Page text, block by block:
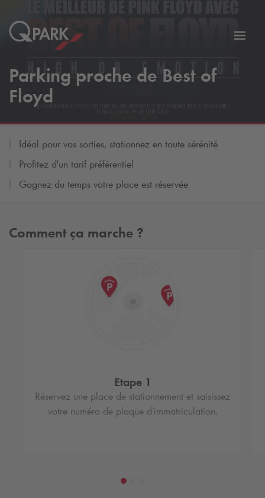
Parking proche de Best of
Floyd
Idéal pour vos sorties, stationnez en toute sérénité
Profitez d'un tarif préférentiel
Gagnez du temps votre place est réservée
Comment ça marche ?
Etape 1
Réservez une place de stationnement et saisissez
votre numéro de plaque d'immatriculation.